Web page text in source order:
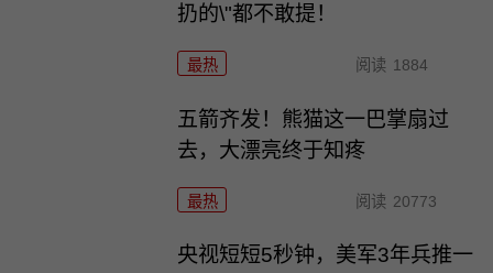
扔的\"都不敢提！
最热 阅读 1884
五箭齐发！熊猫这一巴掌扇过
去，大漂亮终于知疼
最热 阅读 20773
央视短短5秒钟，美军3年兵推一